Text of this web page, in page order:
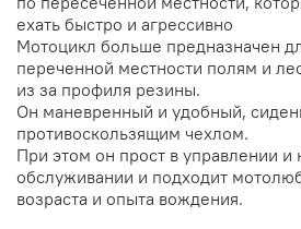
ехать быстро и агрессивно
Мотоцикл больше предназначен
переченной местности полям и
из за профиля резины.
Он маневренный и удобный,
противоскользящим чехлом.
При этом он прост в управлении и
обслуживании и подходит
возраста и опыта вождения.